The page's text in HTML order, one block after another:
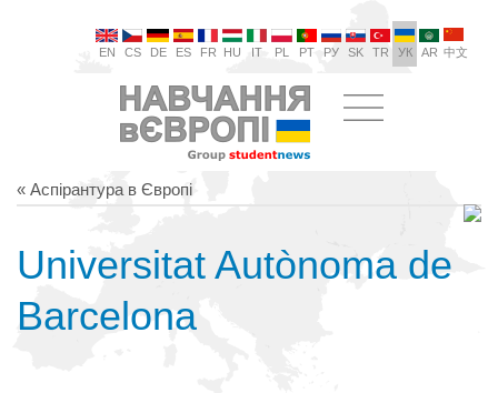
EN CS DE ES FR HU IT PL PT РУ SK TR УК AR 中文
« Аспірантура в Європі
Universitat Autònoma de
Barcelona